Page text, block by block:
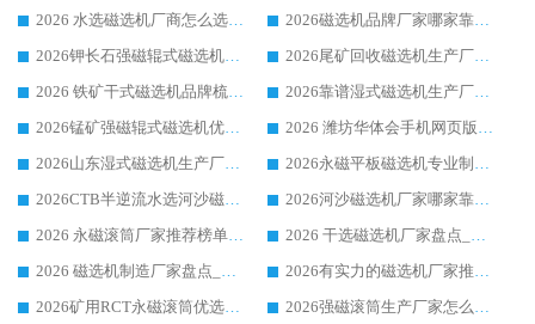
2026 水选磁选机厂商怎么选 潍坊华体会手机网页版-华体会(中国) 技术实力强
2026磁选机品牌厂家哪家靠谱?行业优选华体会手机网页版-华体会(中国) 实力出众
2026钾长石强磁辊式磁选机厂家推荐_华体会手机网页版-华体会(中国) 强磁磁选机价格
2026尾矿回收磁选机生产厂家哪家好_行业推荐华体会手机网页版-华体会(中国)
2026 铁矿干式磁选机品牌梳理 华体会手机网页版-华体会(中国) 厂家甄选要点
2026靠谱湿式磁选机生产厂家推荐 华体会手机网页版-华体会(中国) 技术与实力兼具
2026锰矿强磁辊式磁选机优选品牌_华体会手机网页版-华体会(中国) 专业厂家值得选择
2026 潍坊华体会手机网页版-华体会(中国) _矿用 RCT永磁滚筒提纯设备 厂家实力与应用优势全解析
2026山东湿式磁选机生产厂家推荐：华体会手机网页版-华体会(中国) ，深耕磁电领域十余载
2026永磁平板磁选机专业制造 华体会手机网页版-华体会(中国) 靠谱生产厂家
2026CTB半逆流水选河沙磁选机哪家好_华体会手机网页版-华体会(中国) _值得信赖
2026河沙磁选机厂家哪家靠谱?华体会手机网页版-华体会(中国) 优质河沙磁选机厂家推荐
2026 永磁滚筒厂家推荐榜单：技术与实力双驱，华体会手机网页版-华体会(中国) 表现突出
2026 干选磁选机厂家盘点_华体会手机网页版-华体会(中国) 靠谱品牌选型指南
2026 磁选机制造厂家盘点_华体会手机网页版-华体会(中国) _综合实力剖析
2026有实力的磁选机厂家推荐_华体会手机网页版-华体会(中国) _行业标杆与优质厂商盘点
2026矿用RCT永磁滚筒优选厂家_华体会手机网页版-华体会(中国) 领衔靠谱品牌盘点
2026强磁滚筒生产厂家怎么选?行业口碑推荐华体会手机网页版-华体会(中国)